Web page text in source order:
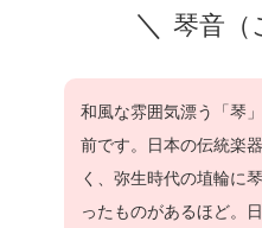
琴音（
和風な雰囲気漂う「琴
前です。日本の伝統楽
く、弥生時代の埴輪に
ったものがあるほど。